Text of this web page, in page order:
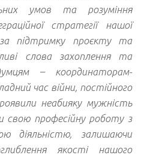
умов та розуміння
стратегії нашої
підтримку проєкту та
слова захоплення та
– координаторам-
час війни, постійного
неабияку мужність
свою професійну роботу з
діяльністю, залишаючи
якості нашого